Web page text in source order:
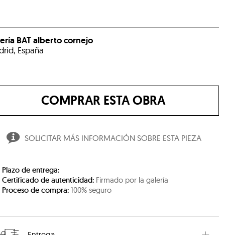
BAT alberto cornejo
España
COMPRAR ESTA OBRA
SOLICITAR MÁS INFORMACIÓN SOBRE ESTA PIEZA
Plazo de entrega:
Certificado de autenticidad: Firmado por la galería
Proceso de compra: 100% seguro